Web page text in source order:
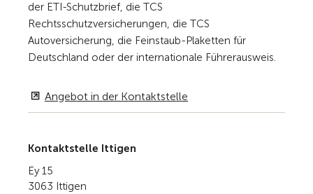
der ETI-Schutzbrief, die TCS
Rechtsschutzversicherungen, die TCS
Autoversicherung, die Feinstaub-Plaketten für
Deutschland oder der internationale Führerausweis.
Angebot in der Kontaktstelle
Kontaktstelle Ittigen
Ey 15
3063 Ittigen